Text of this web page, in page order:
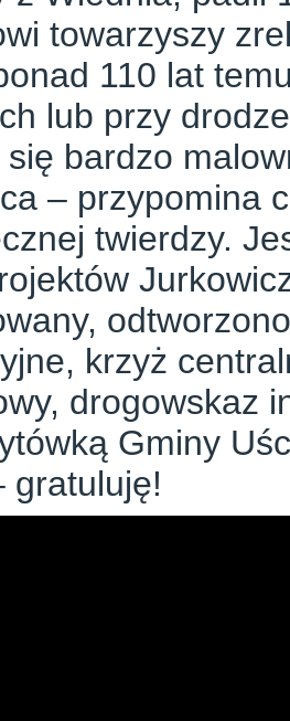
towarzyszy
110 lat
lub przy
bardzo
– przypomina
twierdzy.
krzyż
drogowskaz
Gminy
gratuluję!